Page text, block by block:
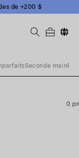
de +200 $
Seconde main
0